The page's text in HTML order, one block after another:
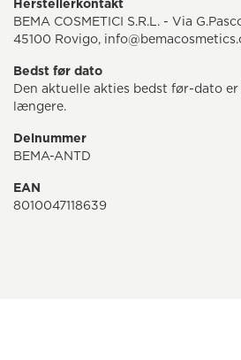
Herstellerkontakt
BEMA COSMETICI S.R.L. - Via
45100 Rovigo,
Bedst før dato
Den aktuelle akties bedst før-dato er
længere.
Delnummer
BEMA-ANTD
EAN
8010047118639